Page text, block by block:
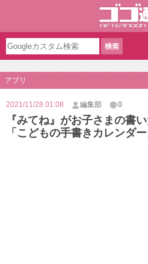
アプリ
2021/11/28 01:08 編集部 0
『みてね』がお子さまの書
「こどもの手書きカレンダ